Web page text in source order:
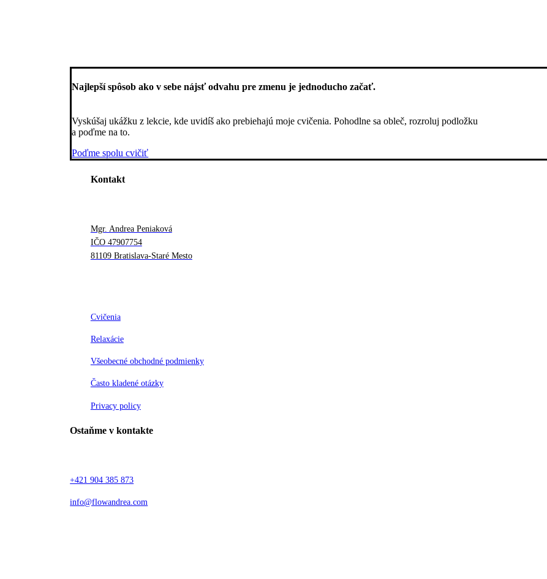
Najlepší spôsob ako v sebe nájsť odvahu pre zmenu je jednoducho začať.
Vyskúšaj ukážku z lekcie, kde uvidíš ako prebiehajú moje cvičenia. Pohodlne sa obleč, rozroluj podložku
a poďme na to.
Poďme spolu cvičiť
Kontakt
Mgr. Andrea Peniaková
IČO 47907754
81109 Bratislava-Staré Mesto
Cvičenia
Relaxácie
Všeobecné obchodné podmienky
Často kladené otázky
Privacy policy
Ostaňme v kontakte
+421 904 385 873
info@flowandrea.com